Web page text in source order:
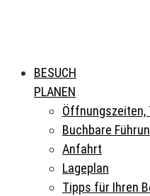
BESUCH
PLANEN
Öffnungszeiten,
Buchbare
Anfahrt
Lageplan
Tipps für Ihren